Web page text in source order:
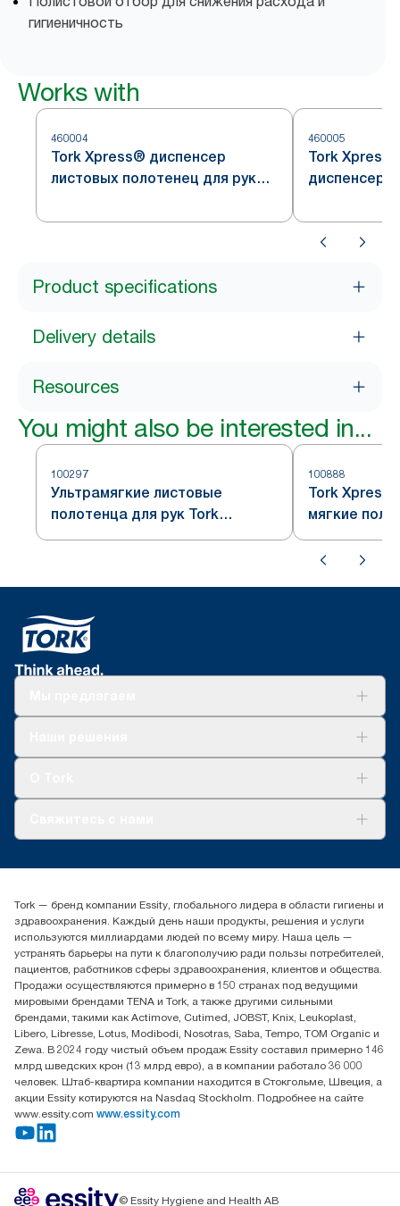
гигиеничность
Works with
460004
Tork Xpress® диспенсер
листовых полотенец для рук
система H2
460005
Tork
диспенсер
H2
Product specifications
Delivery details
Resources
You might also be interested in...
100297
Ультрамягкие листовые
полотенца для рук Tork
Xpress® Premium сложения
100888
Tork
мягкие
сложения
(+7) 777 779 0095
Контакты на рынках СНГ
ООО «Эссити», Представительство в Казахстане Пр.
Достык, 210, 2 блок, 3 этаж,
офис №32 050051, г.
Алматы, Казахстан
Tork — бренд компании Essity, глобального лидера в области гигиены и
здравоохранения. Каждый день наши продукты, решения и услуги
используются миллиардами людей по всему миру. Наша цель —
устранять барьеры на пути к благополучию ради пользы потребителей,
пациентов, работников сферы здравоохранения, клиентов и общества.
Продажи осуществляются примерно в 150 странах под ведущими
мировыми брендами TENA и Tork, а также другими сильными
брендами, такими как Actimove, Cutimed, JOBST, Knix, Leukoplast,
Libero, Libresse, Lotus, Modibodi, Nosotras, Saba, Tempo, TOM Organic и
Zewa. В 2024 году чистый объем продаж Essity составил примерно 146
млрд шведских крон (13 млрд евро), а в компании работало 36 000
человек. Штаб-квартира компании находится в Стокгольме, Швеция, а
акции Essity котируются на Nasdaq Stockholm. Подробнее на сайте
www.essity.com www.essity.com
© Essity Hygiene and Health AB